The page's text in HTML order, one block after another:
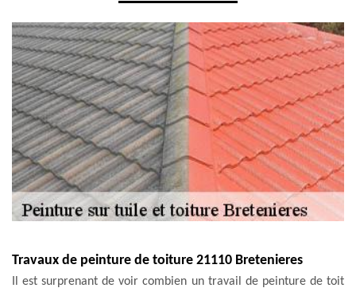
Travaux de peinture de toiture 21110 Bretenieres
Il est surprenant de voir combien un travail de peinture de toit